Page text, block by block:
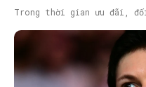
Trong thời gian ưu đãi,